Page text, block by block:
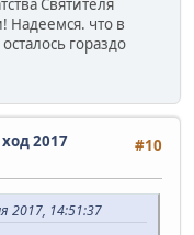
Святителя
Надеемся. что в
гораздо
#10
2017
2017, 14:51:37